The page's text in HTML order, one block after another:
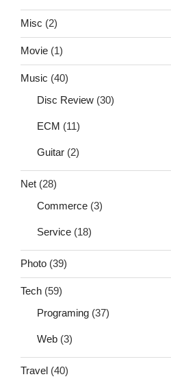
Misc (2)
Movie (1)
Music (40)
Disc Review (30)
ECM (11)
Guitar (2)
Net (28)
Commerce (3)
Service (18)
Photo (39)
Tech (59)
Programing (37)
Web (3)
Travel (40)